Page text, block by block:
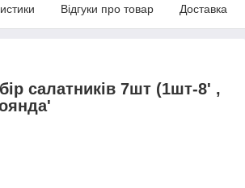
Відгуки про товар Доставка
салатників 7шт (1шт-8' ,